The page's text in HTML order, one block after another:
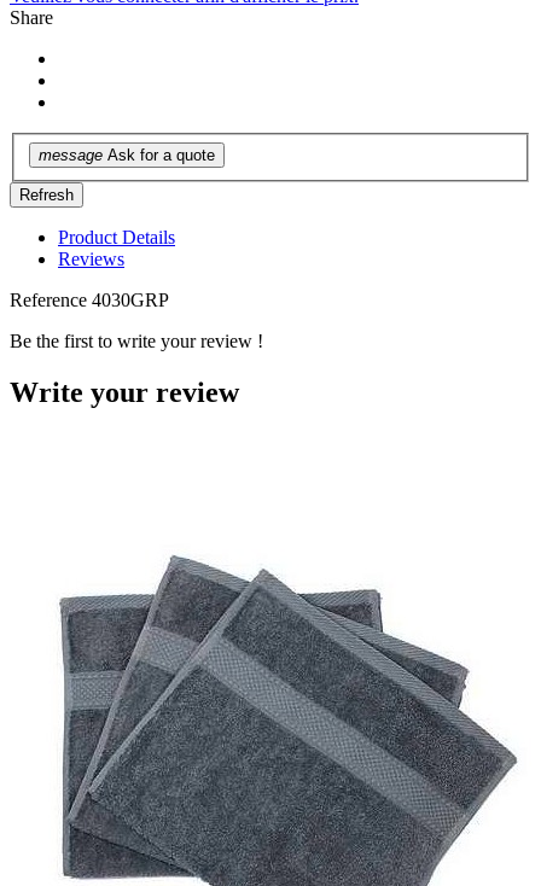
Share
message Ask for a quote
Product Details
Reviews
Reference 4030GRP
Be the first to write your review !
Write your review